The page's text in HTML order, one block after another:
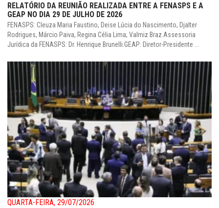
RELATÓRIO DA REUNIÃO REALIZADA ENTRE A FENASPS E A
GEAP NO DIA 29 DE JULHO DE 2026
FENASPS: Cleuza Maria Faustino, Deise Lúcia do Nascimento, Djalter
Rodrigues, Márcio Paiva, Regina Célia Lima, Valmiz Braz.Assessoria
Jurídica da FENASPS: Dr. Henrique Brunelli.GEAP: Diretor-Presidente ...
QUARTA-FEIRA, 29/07/2026